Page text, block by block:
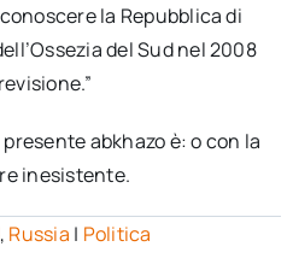
la Repubblica di
del Sud nel 2008
abkhazo è: o con la
inesistente.
, Russia | Politica